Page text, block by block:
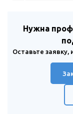
Нужна
Оставьте